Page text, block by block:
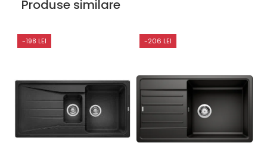
Produse similare
-198 LEI -206 LEI